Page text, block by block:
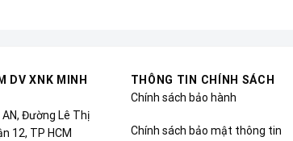
DV XNK MINH
AN, Đường Lê Thị
12, TP HCM
THÔNG TIN CHÍNH SÁCH
Chính sách bảo hành
Chính sách bảo mật thông tin